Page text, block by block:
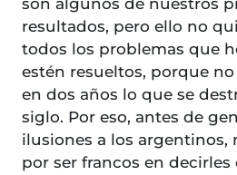
son algunos de nuestros
resultados, pero ello no
todos los problemas que
estén resueltos, porque
en dos años lo que se
siglo. Por eso, antes de
ilusiones a los argentinos,
por ser francos en